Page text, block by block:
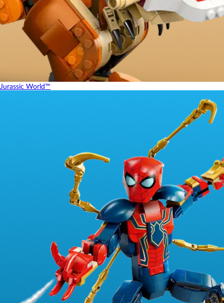
Jurassic World™